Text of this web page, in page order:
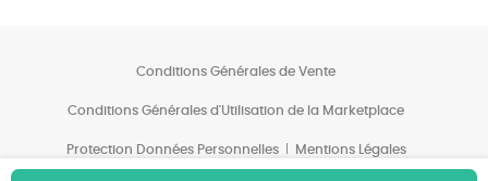
Conditions Générales de Vente
Conditions Générales d'Utilisation de la Marketplace
Protection Données Personnelles Mentions Légales